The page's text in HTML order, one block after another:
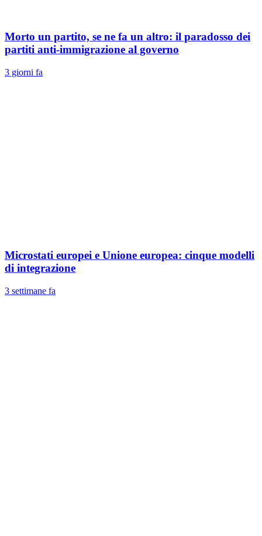
Morto un partito, se ne fa un altro: il paradosso dei
partiti anti-immigrazione al governo
3 giorni fa
Microstati europei e Unione europea: cinque modelli
di integrazione
3 settimane fa